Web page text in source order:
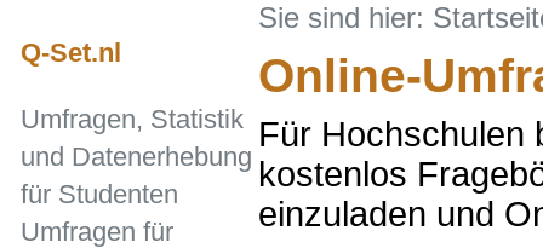
Sie sind hier:
Online-
Für Hochschulen
kostenlos
einzuladen und
Q-Set.nl
Umfragen, Statistik
und Datenerhebung
für Studenten
Umfragen für